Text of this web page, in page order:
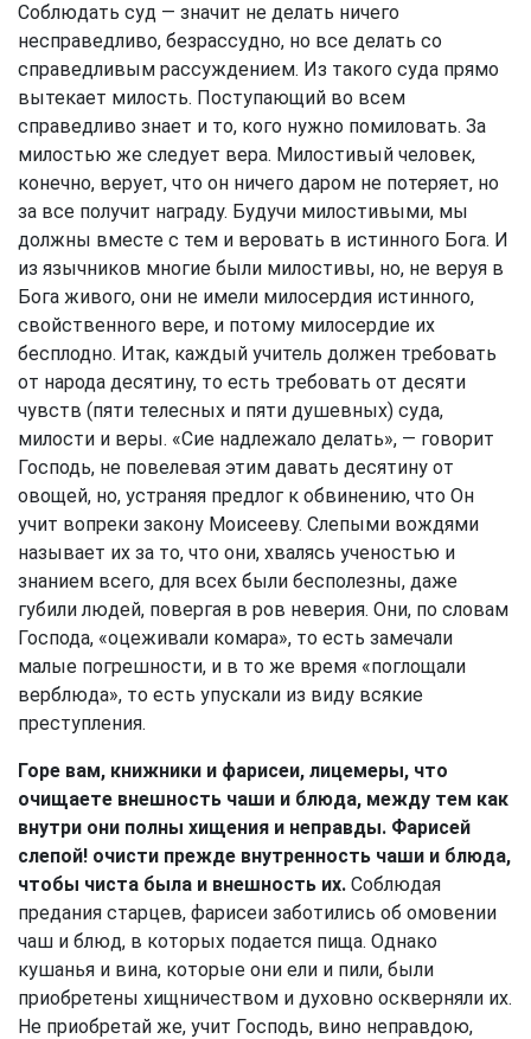
Соблюдать суд — значит не делать ничего
несправедливо, безрассудно, но все делать со
справедливым рассуждением. Из такого суда прямо
вытекает милость. Поступающий во всем
справедливо знает и то, кого нужно помиловать. За
милостью же следует вера. Милостивый человек,
конечно, верует, что он ничего даром не потеряет, но
за все получит награду. Будучи милостивыми, мы
должны вместе с тем и веровать в истинного Бога. И
из язычников многие были милостивы, но, не веруя в
Бога живого, они не имели милосердия истинного,
свойственного вере, и потому милосердие их
бесплодно. Итак, каждый учитель должен требовать
от народа десятину, то есть требовать от десяти
чувств (пяти телесных и пяти душевных) суда,
милости и веры. «Сие надлежало делать», — говорит
Господь, не повелевая этим давать десятину от
овощей, но, устраняя предлог к обвинению, что Он
учит вопреки закону Моисееву. Слепыми вождями
называет их за то, что они, хвалясь ученостью и
знанием всего, для всех были бесполезны, даже
губили людей, повергая в ров неверия. Они, по словам
Господа, «оцеживали комара», то есть замечали
малые погрешности, и в то же время «поглощали
верблюда», то есть упускали из виду всякие
преступления.
Горе вам, книжники и фарисеи, лицемеры, что
очищаете внешность чаши и блюда, между тем как
внутри они полны хищения и неправды. Фарисей
слепой! очисти прежде внутренность чаши и блюда,
чтобы чиста была и внешность их. Соблюдая
предания старцев, фарисеи заботились об омовении
чаш и блюд, в которых подается пища. Однако
кушанья и вина, которые они ели и пили, были
приобретены хищничеством и духовно оскверняли их.
Не приобретай же, учит Господь, вино неправдою,